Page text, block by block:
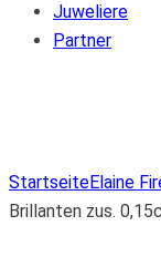
Juweliere
Partner
StartseiteElaine
Brillanten zus.